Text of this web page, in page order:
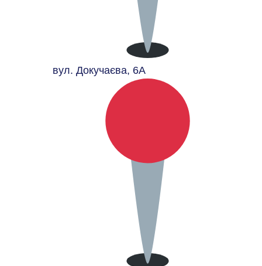
вул. Докучаєва, 6А